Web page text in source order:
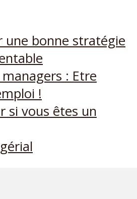
bonne stratégie
: Etre
!
si vous êtes un